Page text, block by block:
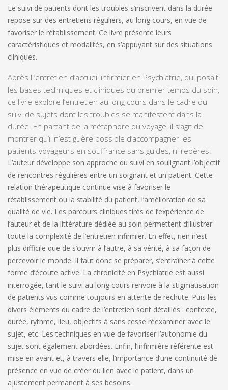
Le suivi de patients dont les troubles s’inscrivent dans la durée
repose sur des entretiens réguliers, au long cours, en vue de
favoriser le rétablissement. Ce livre présente leurs
caractéristiques et modalités, en s’appuyant sur des situations
cliniques.
Après L’entretien d’accueil infirmier en Psychiatrie, qui posait
les bases tech­niques et cliniques du premier temps du soin,
ce livre explore l’entretien au long cours dans le cadre du
suivi de sujets dont les troubles se manifestent dans la
durée. En partant de la métaphore du voyage, il s’agit de
montrer qu’il n’est guère possible d’accompagner les
patients-voyageurs en souffrance sans guides, ni repères.
L’auteur développe son approche du suivi en soulignant l’objectif
de rencontres régu­lières entre un soignant et un patient. Cette
relation thérapeutique continue vise à fa­voriser le
rétablissement ou la stabilité du patient, l’amélioration de sa
qualité de vie. Les parcours cliniques tirés de l’expé­rience de
l’auteur et de la littérature dédiée au soin permettent d’illustrer
toute la com­plexité de l’entretien infirmier. En effet, rien n’est
plus difficile que de s’ouvrir à l’autre, à sa vérité, à sa façon de
percevoir le monde. Il faut donc se préparer, s’entraî­ner à cette
forme d’écoute active. La chro­nicité en Psychiatrie est aussi
interrogée, tant le suivi au long cours renvoie à la stig­matisation
de patients vus comme toujours en attente de rechute. Puis les
divers élé­ments du cadre de l’entretien sont détail­lés : contexte,
durée, rythme, lieu, objectifs à sans cesse réexaminer avec le
sujet, etc. Les techniques en vue de favoriser l’auto­nomie du
sujet sont également abordées. Enfin, l’infirmière référente est
mise en avant et, à travers elle, l’importance d’une continuité de
présence en vue de créer du lien avec le patient, dans un
ajustement permanent à ses besoins.